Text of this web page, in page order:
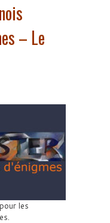
– Le
les